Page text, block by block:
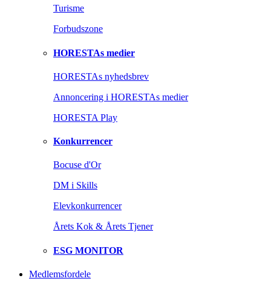
Turisme
Forbudszone
HORESTAs medier
HORESTAs nyhedsbrev
Annoncering i HORESTAs medier
HORESTA Play
Konkurrencer
Bocuse d'Or
DM i Skills
Elevkonkurrencer
Årets Kok & Årets Tjener
ESG MONITOR
Medlemsfordele